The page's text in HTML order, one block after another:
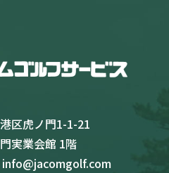
区虎ノ門1-1-21
実業会館 1階
info@jacomgolf.com